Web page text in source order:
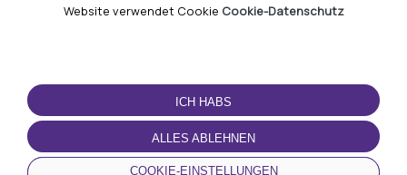
Website verwendet Cookie Cookie-Datenschutz
ICH HABS
ALLES ABLEHNEN
COOKIE-EINSTELLUNGEN
NUTZUNGSBEDINGUNGEN
Geschäftsbedingungen
Datenschutz-
Bestimmungen
Cookie-Richtlinie
LADEN SIE DIE APP
HERUNTER